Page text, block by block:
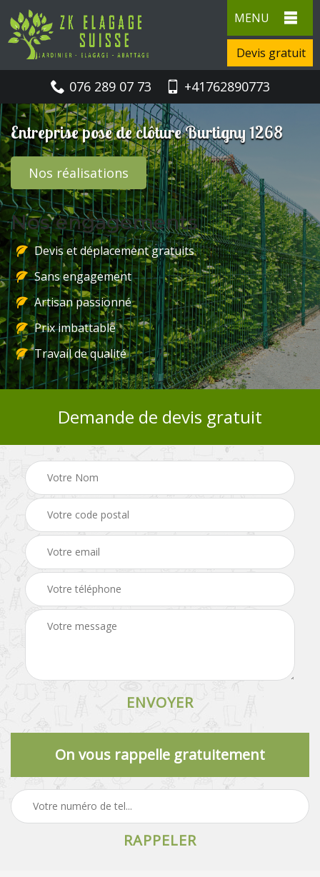
MENU
Devis gratuit
076 289 07 73 +41762890773
Entreprise pose de clôture Burtigny 1268
Nos réalisations
Nos engagements
Devis et déplacement gratuits
Sans engagement
Artisan passionné
Prix imbattable
Travail de qualité
Demande de devis gratuit
On vous rappelle gratuitement